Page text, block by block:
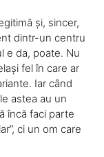
și, sincer,
dintr-un centru
e da, poate. Nu
fel în care ar
Iar când
astea au un
încă faci parte
ci un om care